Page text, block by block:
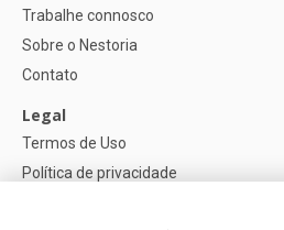
Trabalhe connosco
Sobre o Nestoria
Contato
Legal
Termos de Uso
Política de privacidade